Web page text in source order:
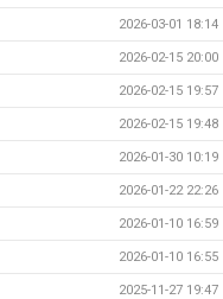
2026-03-01 18:14
2026-02-15 20:00
2026-02-15 19:57
2026-02-15 19:48
2026-01-30 10:19
2026-01-22 22:26
2026-01-10 16:59
2026-01-10 16:55
2025-11-27 19:47